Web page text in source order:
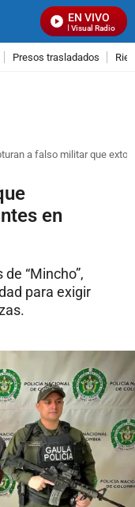
EN VIVO
Señal Visual Radio
Presos trasladados
a falso militar que
en
“Mincho”,
para exigir